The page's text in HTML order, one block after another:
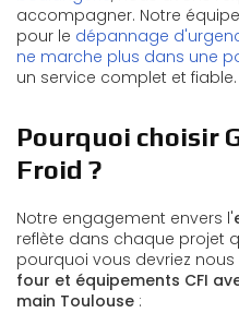
accompagner. Notre
pour le dépannage
ne marche plus dans une
un service complet et fiable.
Pourquoi choisir
Froid ?
Notre engagement envers l'
reflète dans chaque projet
pourquoi vous devriez
four et équipements CFI
main Toulouse :